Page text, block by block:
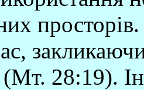
(Мт. 28:19).